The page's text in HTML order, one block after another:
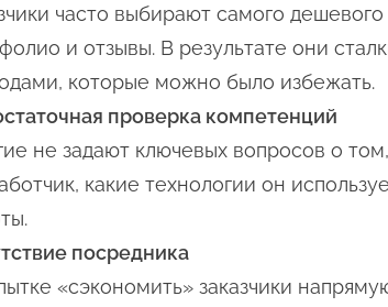
часто выбирают самого
и отзывы. В результате они
которые можно было избежать.
проверка компетенций
не задают ключевых вопросов о
какие технологии он
посредника
«сэкономить» заказчики